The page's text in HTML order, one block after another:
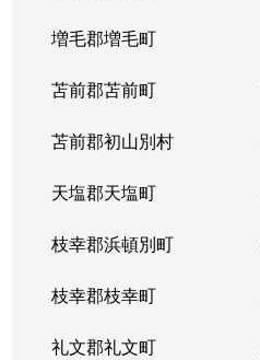
増毛郡増毛町
苫前郡苫前町
苫前郡初山別村
天塩郡天塩町
枝幸郡浜頓別町
枝幸郡枝幸町
礼文郡礼文町